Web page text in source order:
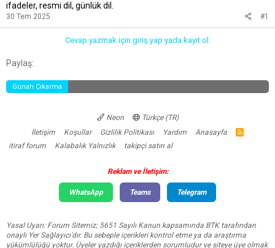
ifadeler, resmi dil, günlük dil.
30 Tem 2025 #1
Cevap yazmak için giriş yap yada kayıt ol.
Paylaş:
Günah Çıkarma
Neon
Türkçe (TR)
İletişim
Koşullar Gizlilik Politikası Yardım Anasayfa
R
itiraf forum Kalabalık Yalnızlık takipçi satın al
Reklam ve İletişim:
WhatsApp Teams Telegram
Yasal Uyarı: Forum Sitemiz; 5651 Sayılı Kanun kapsamında BTK tarafından
onaylı Yer Sağlayıcı'dır. Bu sebeple içerikleri kontrol etme ya da araştırma
yükümlülüğü yoktur. Üyeler yazdığı içeriklerden sorumludur ve siteye üye olmak